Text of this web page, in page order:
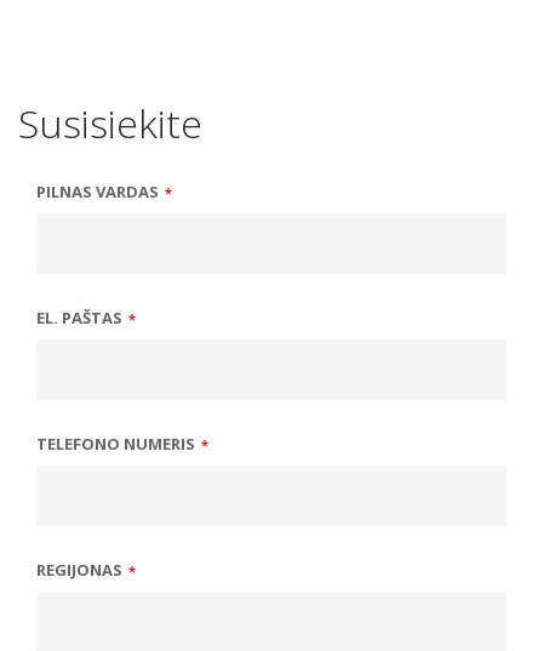
Susisiekite
PILNAS VARDAS *
EL. PAŠTAS *
TELEFONO NUMERIS *
REGIJONAS *